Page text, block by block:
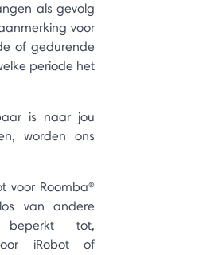
als gevolg
voor
of gedurende
periode het
is naar jou
worden ons
voor Roomba®
van andere
beperkt tot,
iRobot of